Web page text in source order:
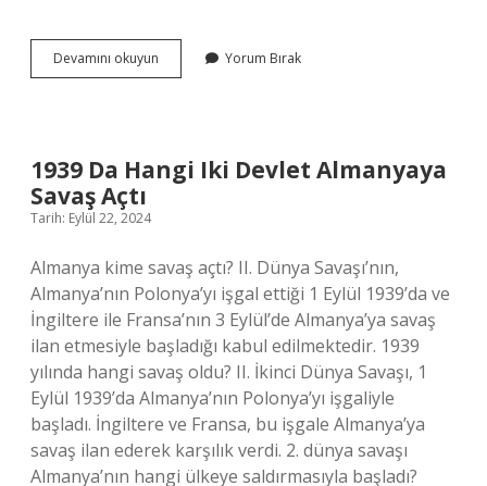
Devamını okuyun
Denince
Yorum Bırak
1939 Da Hangi Iki Devlet Almanyaya
Savaş Açtı
Tarih: Eylül 22, 2024
Almanya kime savaş açtı? II. Dünya Savaşı’nın,
Almanya’nın Polonya’yı işgal ettiği 1 Eylül 1939’da ve
İngiltere ile Fransa’nın 3 Eylül’de Almanya’ya savaş
ilan etmesiyle başladığı kabul edilmektedir. 1939
yılında hangi savaş oldu? II. İkinci Dünya Savaşı, 1
Eylül 1939’da Almanya’nın Polonya’yı işgaliyle
başladı. İngiltere ve Fransa, bu işgale Almanya’ya
savaş ilan ederek karşılık verdi. 2. dünya savaşı
Almanya’nın hangi ülkeye saldırmasıyla başladı?